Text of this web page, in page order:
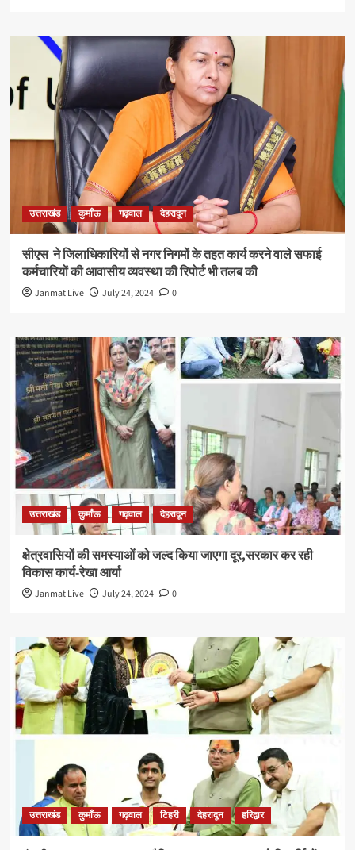
उत्तराखंड कुमाँऊ गढ़वाल देहरादून
सीएस ने जिलाधिकारियों से नगर निगमों के तहत कार्य करने वाले सफाई
कर्मचारियों की आवासीय व्यवस्था की रिपोर्ट भी तलब की
Janmat Live July 24, 2024 0
उत्तराखंड कुमाँऊ गढ़वाल देहरादून
क्षेत्रवासियों की समस्याओं को जल्द किया जाएगा दूर,सरकार कर रही
विकास कार्य-रेखा आर्या
Janmat Live July 24, 2024 0
उत्तराखंड कुमाँऊ गढ़वाल टिहरी देहरादून हरिद्वार